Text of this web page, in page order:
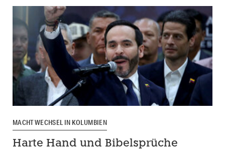
MACHTWECHSEL IN KOLUMBIEN
Harte Hand und Bibelsprüche